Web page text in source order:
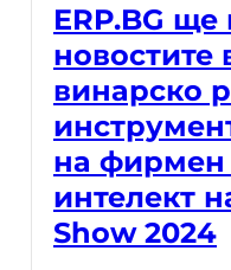
ERP.BG ще
новостите
винарско
на фирмен
интелект
Show 2024